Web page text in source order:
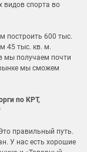
видов спорта во
построить 600 тыс.
45 тыс. кв. м.
мы получаем почти
мы сможем
по КРТ,
правильный путь.
У нас есть хорошие